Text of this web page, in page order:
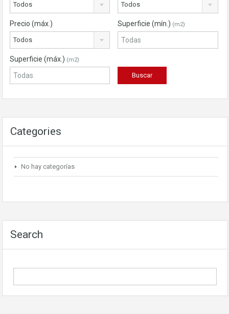
Todos Todos
Precio (máx.)
Todos
Superficie (mín.) (m2)
Superficie (máx.) (m2)
Categories
No hay categorías
Search